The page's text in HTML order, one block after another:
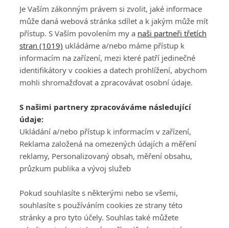
Je Vaším zákonným právem si zvolit, jaké informace
může daná webová stránka sdílet a k jakým může mít
přístup. S Vaším povolením my a naši partneři třetích
stran (1019) ukládáme a/nebo máme přístup k
informacím na zařízení, mezi které patří jedinečné
identifikátory v cookies a datech prohlížení, abychom
mohli shromažďovat a zpracovávat osobní údaje.
S našimi partnery zpracováváme následující
údaje:
Ukládání a/nebo přístup k informacím v zařízení,
Reklama založená na omezených údajích a měření
reklamy, Personalizovaný obsah, měření obsahu,
průzkum publika a vývoj služeb
Pokud souhlasíte s některými nebo se všemi,
souhlasíte s používáním cookies ze strany této
stránky a pro tyto účely. Souhlas také můžete
129 130 131 132 133 134 135 136 137 138
Všeobecné obchodní
podmínky služby
GolfExtra.cz Premium
Podmínky zpracování
osobních údajů při
GolfExtra
Ceník GolfExtra.cz
Premium
ATV CZ, s.r.o.
140 00 Praha 4